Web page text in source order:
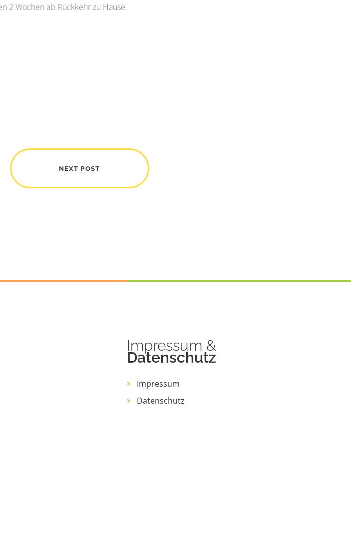
2 Wochen ab Rückkehr zu Hause.
NEXT POST
Impressum &
Datenschutz
Impressum
Datenschutz